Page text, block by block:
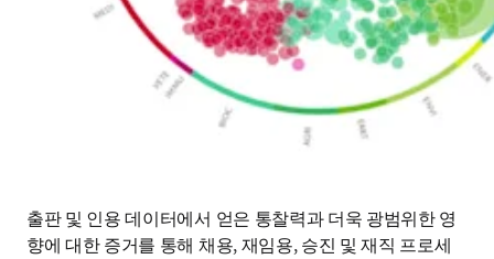
출판 및 인용 데이터에서 얻은 통찰력과 더욱 광범위한 영
향에 대한 증거를 통해 채용, 재임용, 승진 및 재직 프로세